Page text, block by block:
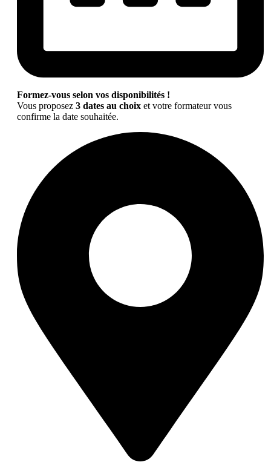
Formez-vous selon vos disponibilités !
Vous proposez 3 dates au choix et votre formateur vous
confirme la date souhaitée.